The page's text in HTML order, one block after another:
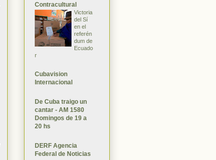
Contracultural
Victoria
del Sí
en el
referén
dum de
Ecuado
r
Cubavision
Internacional
De Cuba traigo un
cantar - AM 1580
Domingos de 19 a
20 hs
DERF Agencia
Federal de Noticias